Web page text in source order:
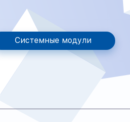
Системные модули